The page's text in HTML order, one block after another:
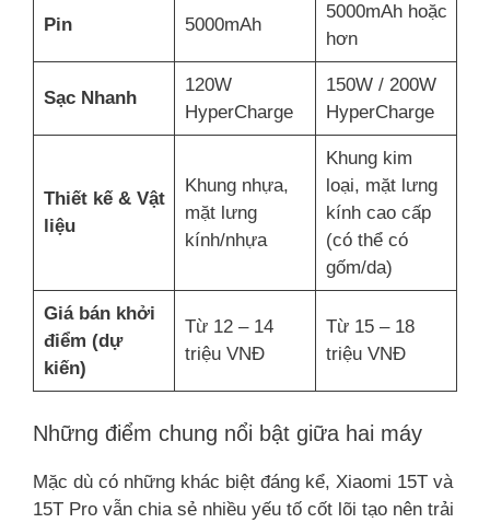
Pin 5000mAh
5000mAh hoặc
hơn
Sạc Nhanh
120W
HyperCharge
150W / 200W
HyperCharge
Thiết kế & Vật
liệu
Khung nhựa,
mặt lưng
kính/nhựa
Khung kim
loại, mặt lưng
kính cao cấp
(có thể có
gốm/da)
Giá bán khởi
điểm (dự
kiến)
Từ 12 – 14
triệu VNĐ
Từ 15 – 18
triệu VNĐ
Những điểm chung nổi bật giữa hai máy
Mặc dù có những khác biệt đáng kể, Xiaomi 15T và
15T Pro vẫn chia sẻ nhiều yếu tố cốt lõi tạo nên trải